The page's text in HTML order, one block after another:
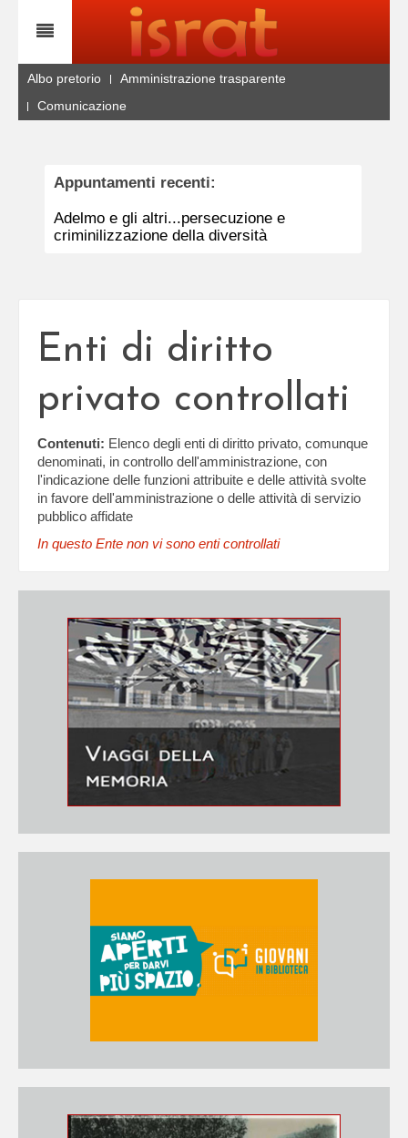
Albo pretorio
Amministrazione trasparente
Comunicazione
Appuntamenti recenti:
Adelmo e gli altri...persecuzione e
criminilizzazione della diversità
Enti di diritto
privato controllati
Contenuti: Elenco degli enti di diritto privato, comunque
denominati, in controllo dell'amministrazione, con
l'indicazione delle funzioni attribuite e delle attività svolte
in favore dell'amministrazione o delle attività di servizio
pubblico affidate
In questo Ente non vi sono enti controllati